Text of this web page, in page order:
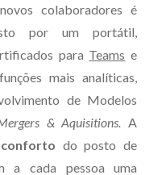
colaboradores é
por um portátil,
para Teams e
mais analíticas,
de Modelos
& Aquisitions.A
conforto do posto de
a cada pessoa uma